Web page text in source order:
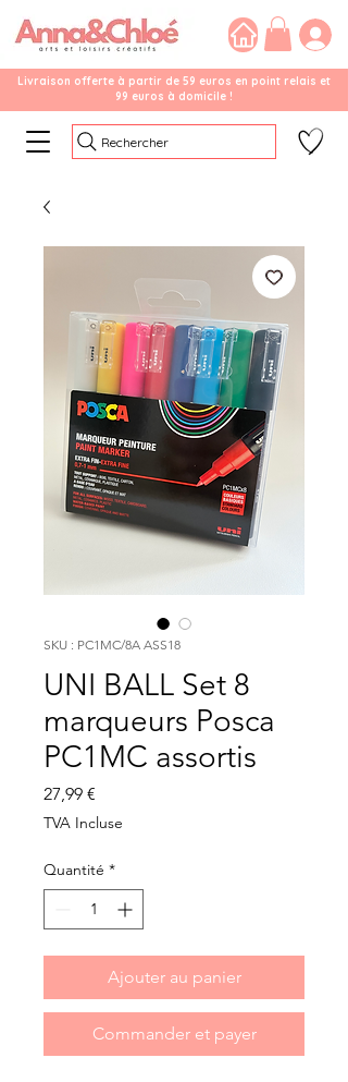
Livraison offerte à partir de 59 euros en point relais et
99 euros à domicile !
Rechercher
SKU : PC1MC/8A ASS18
UNI BALL Set 8
marqueurs Posca
PC1MC assortis
27,99 €
TVA Incluse
Quantité *
Ajouter au panier
Commander et payer